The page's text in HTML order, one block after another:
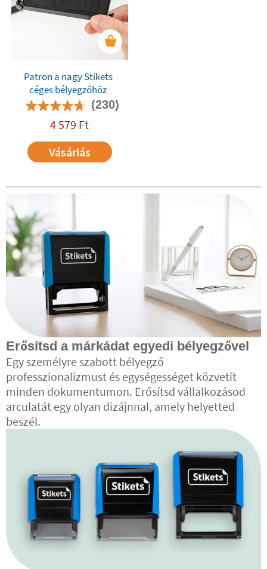
Patron a nagy Stikets
céges bélyegzőhöz
(230)
4 579 Ft
Vásárlás
Erősítsd a márkádat egyedi bélyegzővel
Egy személyre szabott bélyegző
professzionalizmust és egységességet közvetít
minden dokumentumon. Erősítsd vállalkozásod
arculatát egy olyan dizájnnal, amely helyetted
beszél.